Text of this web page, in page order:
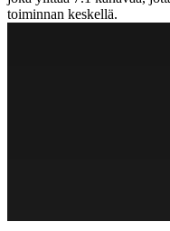
toiminnan keskellä.